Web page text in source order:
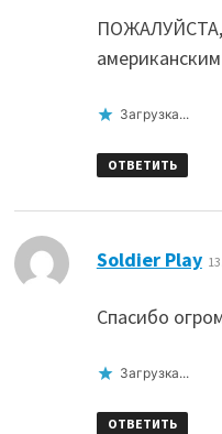
Загрузка...
ОТВЕТИТЬ
Soldier Play:
Спасибо
Загрузка...
ОТВЕТИТЬ